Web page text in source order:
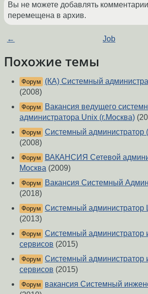
Вы не можете добавлять
перемещена в архив.
← Job
Похожие темы
Форум
(КА) Системный
(2008)
Форум
Вакансия ведущего
администратора Unix (г.Москва)
Форум Системный администратор
(2008)
Форум
ВАКАНСИЯ Сетевой
Москва (2009)
Форум
Вакансия Системный
(2018)
Форум Системный администратор
(2013)
Форум Системный
сервисов (2015)
Форум Системный
сервисов (2015)
Форум
вакансия Системный